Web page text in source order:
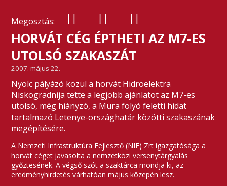
Megosztás:
HORVÁT CÉG ÉPTHETI AZ M7-ES
UTOLSÓ SZAKASZÁT
2007. május 22.
Nyolc pályázó közül a horvát Hidroelektra
Niskogradnija tette a legjobb ajánlatot az M7-es
utolsó, még hiányzó, a Mura folyó feletti hidat
tartalmazó Letenye-országhatár közötti szakaszának
megépítésére.
A Nemzeti Infrastruktúra Fejlesztő (NIF) Zrt igazgatósága a
horvát céget javasolta a nemzetközi versenytárgyalás
győztesének. A végső szót a szaktárca mondja ki, az
eredményhirdetés várhatóan május közepén lesz.